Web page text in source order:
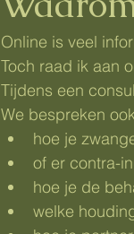
Online is veel
Toch raad ik aan
Tijdens een
We bespreken
hoe je
of er contra-
hoe je de
welke